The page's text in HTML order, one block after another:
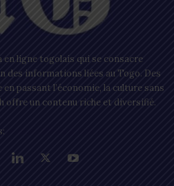
en ligne togolais qui se consacre
des informations liées au Togo. Des
passant l’économie, la culture sans
offre un contenu riche et diversifié.